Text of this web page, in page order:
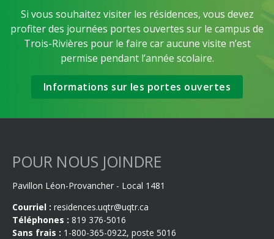
Si vous souhaitez visiter les résidences, vous devez
profiter des journées portes ouvertes sur le campus de
Trois-Rivières pour le faire car aucune visite n’est
permise pendant l’année scolaire.
Informations sur les portes ouvertes
POUR NOUS JOINDRE
Pavillon Léon-Provancher - Local 1481
Courriel : residences.uqtr@uqtr.ca
Téléphones : 819 376-5016
Sans frais : 1-800-365-0922, poste 5016